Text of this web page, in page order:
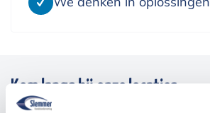
Kom langs bij onze locaties